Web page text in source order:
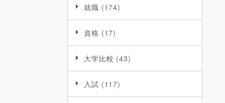
就職 (174)
資格 (17)
大学比較 (43)
入試 (117)